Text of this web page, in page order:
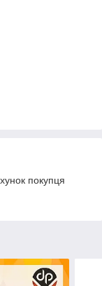
покупця